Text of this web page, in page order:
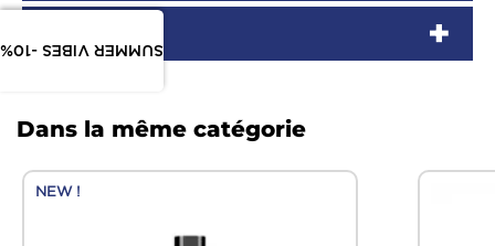
SUMMER VIBES -10%
Dans la même catégorie
NEW !